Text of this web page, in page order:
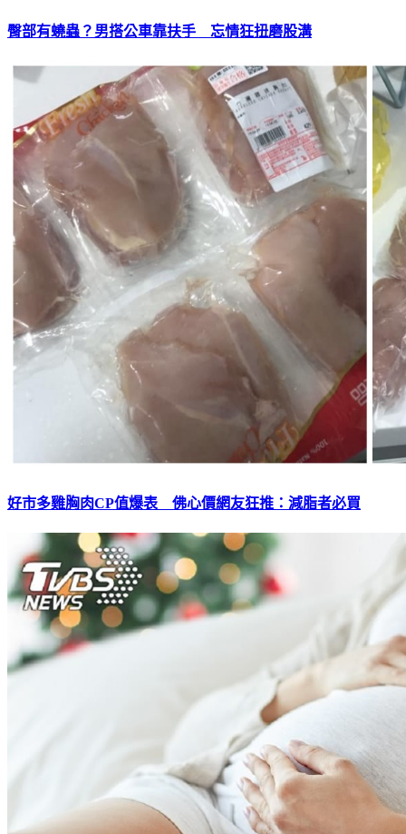
臀部有蟯蟲？男搭公車靠扶手 忘情狂扭磨股溝
好市多雞胸肉CP值爆表 佛心價網友狂推：減脂者必買